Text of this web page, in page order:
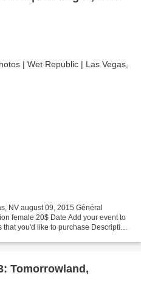
NV august 09, 2015 Général
female 20$ Date Add your event to
you'd like to purchase Description
Tomorrowland,